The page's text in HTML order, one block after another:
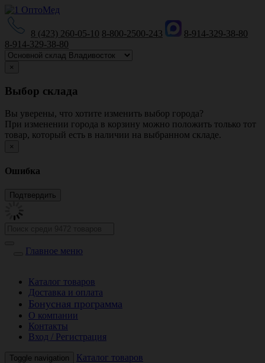
8 (423) 260-05-10 8-800-2500-243
8-914-329-38-80
8-914-329-38-80
×
Выбор склада
Вы уверены, что хотите изменить выбор города?
При изменении города в корзину можно положить только тот
товар, который есть в наличии на выбранном складе.
×
Ошибка
Главное меню
Каталог товаров
Доставка и оплата
Бонусная программа
О компании
Контакты
Вход / Регистрация
Toggle navigation Каталог товаров